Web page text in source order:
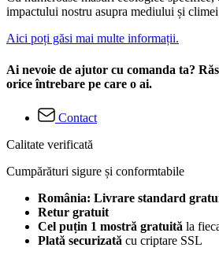
impactului nostru asupra mediului și
Aici poți găsi mai multe informații.
Ai nevoie de ajutor cu comanda ta?
orice întrebare pe care o ai.
Contact
Calitate verificată
Cumpărături sigure și conformtabile
România: Livrare standard
Retur gratuit
Cel puțin 1 mostră gratuită la
Plată securizată cu criptare SSL